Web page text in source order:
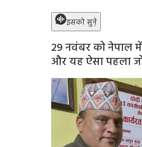
इसको सुने़
29 नवंबर को नेपाल
और यह ऐसा पहला